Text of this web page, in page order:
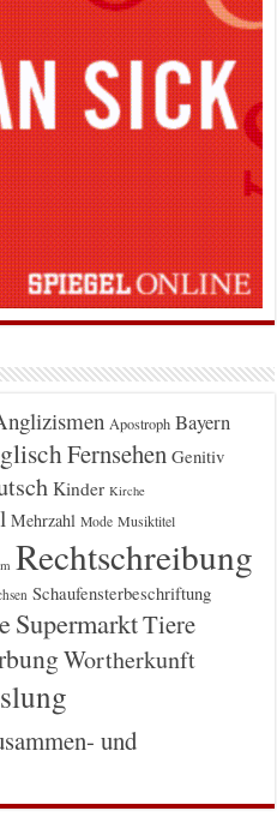
Apostroph Bayern
Fernsehen Genitiv
Kinder Kirche
Mehrzahl Mode Musiktitel
Rechtschreibung
Schaufensterbeschriftung
SupermarktTiere
Wortherkunft
und